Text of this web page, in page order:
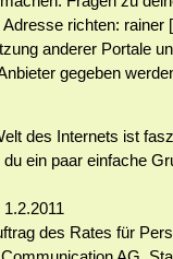
Adresse richten: rainer
anderer Portale
gegeben
des Internets ist
du ein paar einfache
1.2.2011
des Rates für